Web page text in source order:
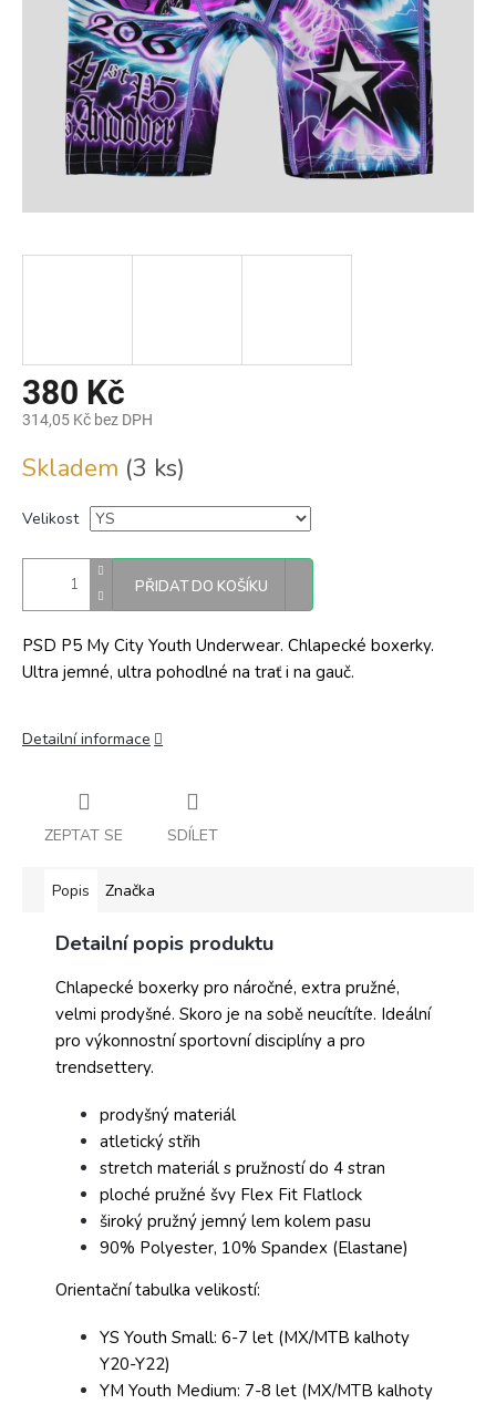
380 Kč
314,05 Kč bez DPH
cena:
Skladem (3 ks)
Velikost
PŘIDAT DO KOŠÍKU
PSD P5 My City Youth Underwear. Chlapecké boxerky.
Ultra jemné, ultra pohodlné na trať i na gauč.
Detailní informace
ZEPTAT SE SDÍLET
Popis Značka
Detailní popis produktu
Chlapecké boxerky pro náročné, extra pružné,
velmi prodyšné. Skoro je na sobě neucítíte. Ideální
pro výkonnostní sportovní disciplíny a pro
trendsettery.
prodyšný materiál
atletický střih
stretch materiál s pružností do 4 stran
ploché pružné švy Flex Fit Flatlock
široký pružný jemný lem kolem pasu
90% Polyester, 10% Spandex (Elastane)
Orientační tabulka velikostí:
YS Youth Small: 6-7 let (MX/MTB kalhoty
Y20-Y22)
YM Youth Medium: 7-8 let (MX/MTB kalhoty